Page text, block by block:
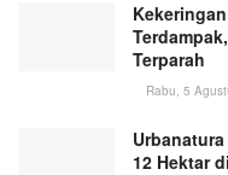
Terparah
Rabu, 5
12 Hektar